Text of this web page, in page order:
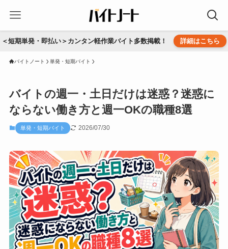
＜短期単発・即払い＞カンタン軽作業バイト多数掲載！ 詳細はこちら
バイトノート 単発・短期バイト
バイトの週一・土日だけは迷惑？迷惑に
ならない働き方と週一OKの職種8選
単発・短期バイト 2026/07/30